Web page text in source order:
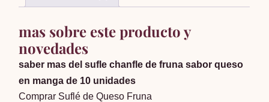
mas sobre este producto y
novedades
saber mas del sufle chanfle de fruna sabor queso
en manga de 10 unidades
Comprar Suflé de Queso Fruna